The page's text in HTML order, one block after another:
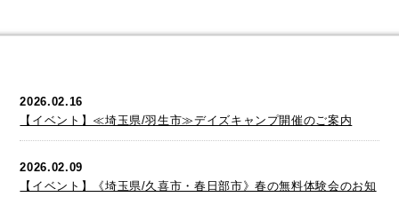
2026.02.16
【イベント】≪埼玉県/羽生市≫デイズキャンプ開催のご案内
2026.02.09
【イベント】《埼玉県/久喜市・春日部市》春の無料体験会のお知